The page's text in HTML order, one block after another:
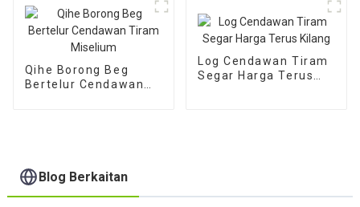
Qihe Borong Beg
Bertelur Cendawan
Log Cendawan Tiram
Segar Harga Terus
Blog Berkaitan